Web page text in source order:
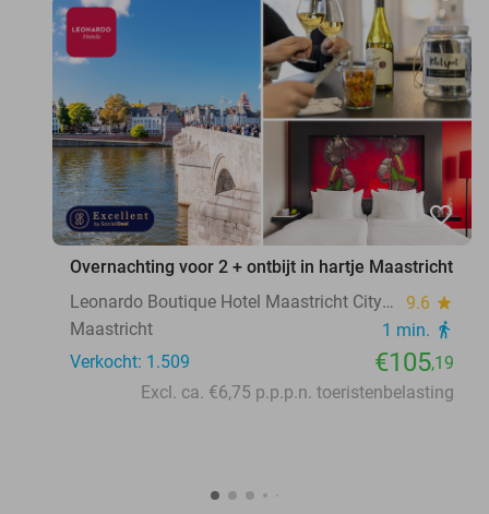
favorite_border
Overnachting voor 2 + ontbijt in hartje Maastricht
Leonardo Boutique Hotel Maastricht City Center
9.6 star
Maastricht 1 min. directions_walk
Verkocht: 1.509 €105,19
Excl. ca. €6,75 p.p.p.n. toeristenbelasting